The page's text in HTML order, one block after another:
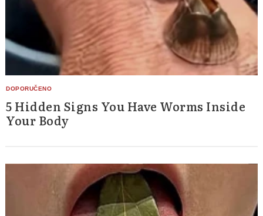
5 Hidden Signs You Have Worms Inside
Your Body
Search
for: